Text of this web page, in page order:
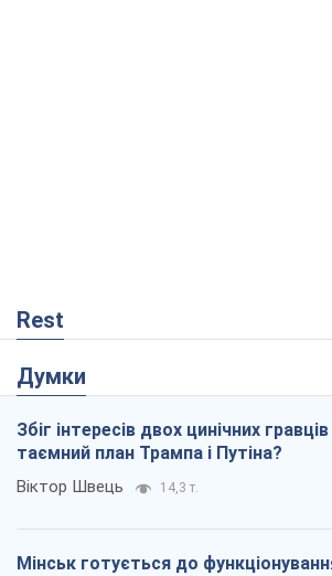
Rest
Думки
Збіг інтересів двох цинічних
таємний план Трампа і Путіна?
Віктор Швець 14,3 т.
Мінськ готується до